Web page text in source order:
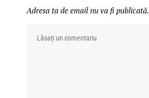
Adresa ta de email nu va fi publicată.